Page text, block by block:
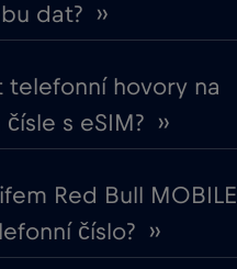
€5
€3 ,-/GB
€7,-/GB
dat? ››
telefonní hovory na
s eSIM? ››
Red Bull MOBILE
číslo? ››